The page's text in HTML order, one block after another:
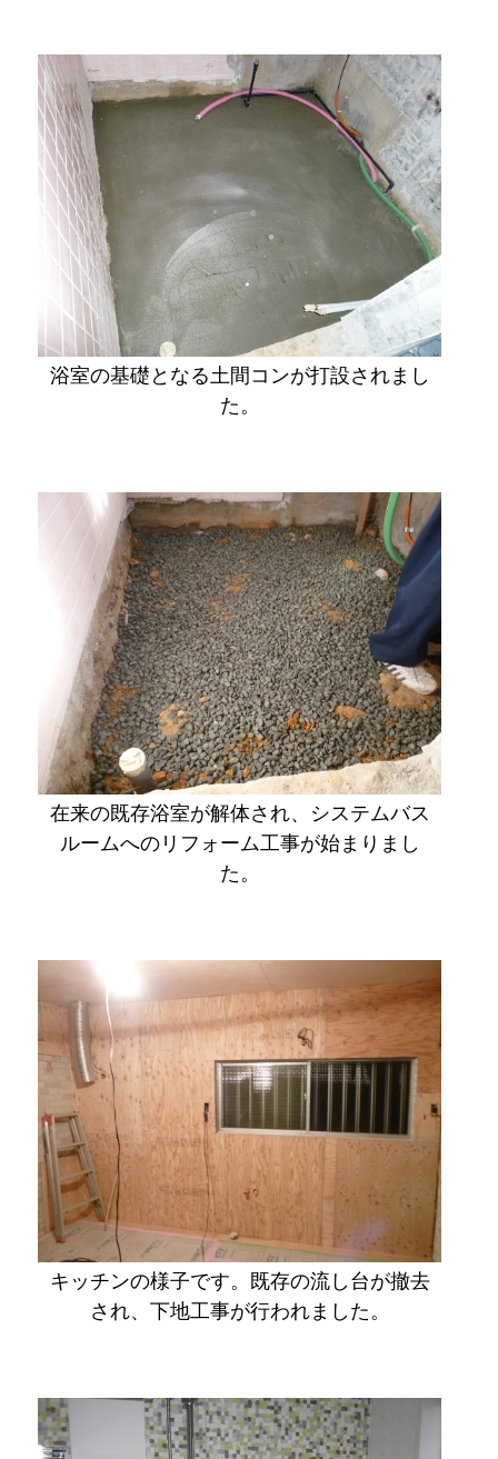
浴室の基礎となる土間コンが打設されまし
た。
在来の既存浴室が解体され、システムバス
ルームへのリフォーム工事が始まりまし
た。
キッチンの様子です。既存の流し台が撤去
され、下地工事が行われました。